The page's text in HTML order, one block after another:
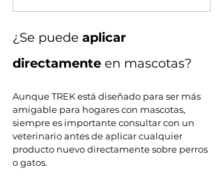
¿Se puede aplicar
directamente en mascotas?
Aunque TREK está diseñado para ser más
amigable para hogares con mascotas,
siempre es importante consultar con un
veterinario antes de aplicar cualquier
producto nuevo directamente sobre perros
o gatos.